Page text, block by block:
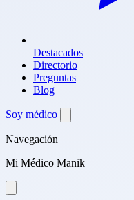
Destacados
Directorio
Preguntas
Blog
Soy médico
Navegación
Mi Médico Manik